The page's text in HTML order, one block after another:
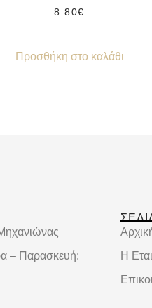
8.80€
Προσθήκη στο καλάθι
– Παρασκευή:
Η